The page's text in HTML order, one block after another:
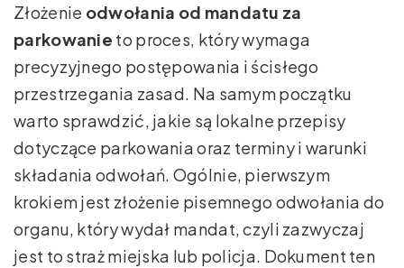
Złożenie odwołania od mandatu za
parkowanie to proces, który wymaga
precyzyjnego postępowania i ścisłego
przestrzegania zasad. Na samym początku
warto sprawdzić, jakie są lokalne przepisy
dotyczące parkowania oraz terminy i warunki
składania odwołań. Ogólnie, pierwszym
krokiem jest złożenie pisemnego odwołania do
organu, który wydał mandat, czyli zazwyczaj
jest to straż miejska lub policja. Dokument ten